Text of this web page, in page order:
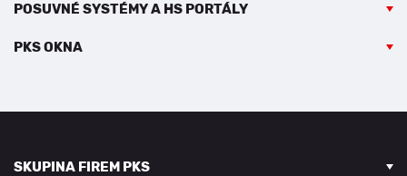
POSUVNÉ SYSTÉMY A HS PORTÁLY
PKS OKNA
SKUPINA FIREM PKS